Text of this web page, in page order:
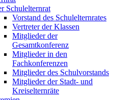
Schulelternrat
Vorstand des Schulelternrates
Vertreter der Klassen
Mitglieder der
Gesamtkonferenz
Mitglieder in den
Fachkonferenzen
Mitglieder des Schulvorstands
Mitglieder der Stadt- und
Kreiselternräte